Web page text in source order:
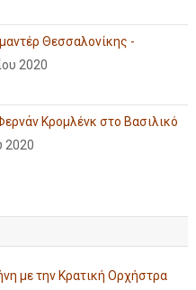
Θεσσαλονίκης -
2020
Κρομλένκ στο Βασιλικό
2020
με την Κρατική Ορχήστρα